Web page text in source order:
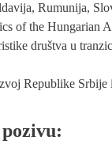
Rumunija,
of the Hungarian
društva u
Republike